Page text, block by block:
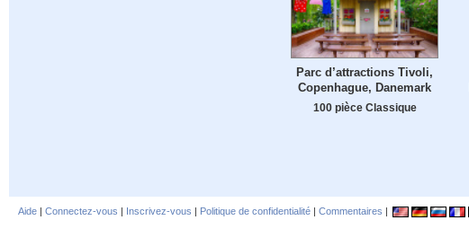
Parc d’attractions Tivoli,
Copenhague, Danemark
100 pièce Classique
Aide | Connectez-vous | Inscrivez-vous | Politique de confidentialité | Commentaires |